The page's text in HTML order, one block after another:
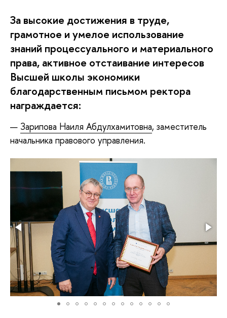
За высокие достижения в труде,
грамотное и умелое использование
знаний процессуального и материального
права, активное отстаивание интересов
Высшей школы экономики
благодарственным письмом ректора
награждается:
Зарипова Наиля Абдулхамитовна, заместитель
начальника правового управления.